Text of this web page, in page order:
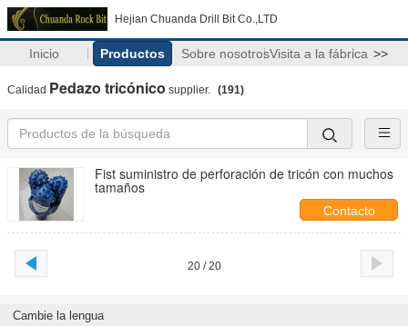
Hejian Chuanda Drill Bit Co.,LTD
Inicio Productos Sobre nosotrosVisita a la fábrica >>
Calidad Pedazo tricónico supplier. (191)
Fist suministro de perforación de tricón con muchos
tamaños
Contacto
20 / 20
Cambie la lengua